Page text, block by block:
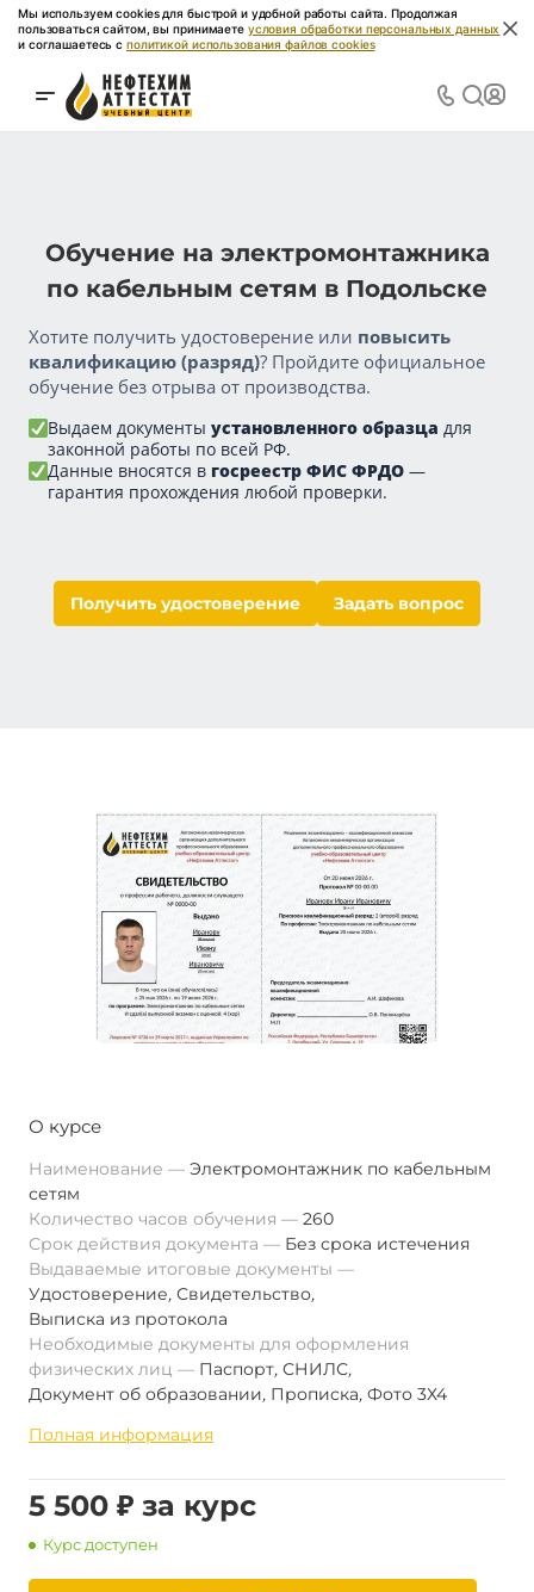
Мы используем cookies для быстрой и удобной работы сайта. Продолжая
пользоваться сайтом, вы принимаете условия обработки персональных данных
и соглашаетесь с политикой использования файлов cookies
Обучение на электромонтажника
по кабельным сетям в Подольске
Хотите получить удостоверение или повысить
квалификацию (разряд)? Пройдите официальное
обучение без отрыва от производства.
Выдаем документы установленного образца для
законной работы по всей РФ.
Данные вносятся в госреестр ФИС ФРДО —
гарантия прохождения любой проверки.
Получить удостоверение Задать вопрос
О курсе
Наименование
Электромонтажник по кабельным
сетям
Количество часов обучения
260
Срок действия документа
Без срока истечения
Выдаваемые итоговые документы
Удостоверение, Свидетельство,
Выписка из протокола
Необходимые документы для оформления
физических лиц
Паспорт, СНИЛС,
Документ об образовании, Прописка, Фото 3Х4
Полная информация
5 500 ₽ за курс
Курс доступен